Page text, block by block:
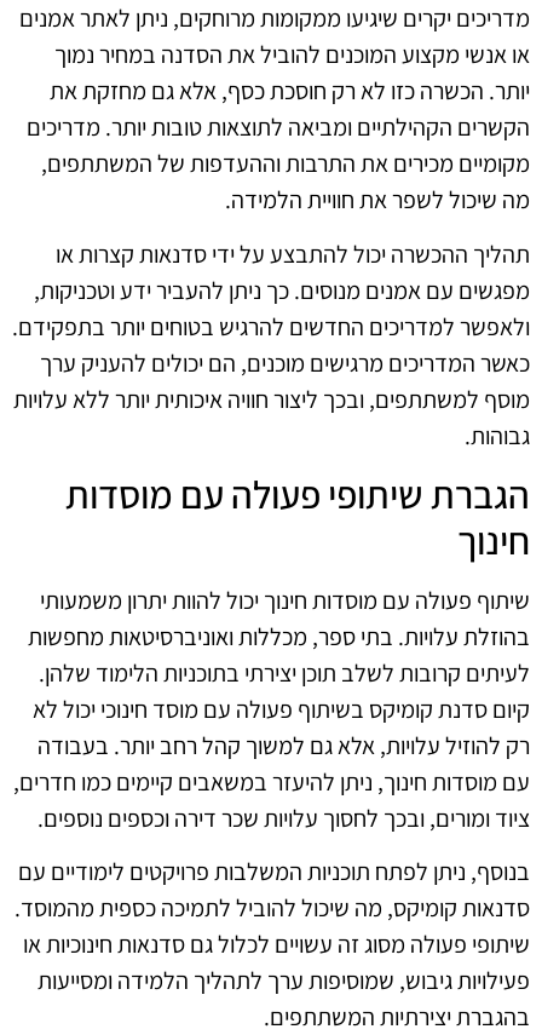
מדריכים יקרים שיגיעו ממקומות מרוחקים, ניתן לאתר אמנים
או אנשי מקצוע המוכנים להוביל את הסדנה במחיר נמוך
יותר. הכשרה כזו לא רק חוסכת כסף, אלא גם מחזקת את
הקשרים הקהילתיים ומביאה לתוצאות טובות יותר. מדריכים
מקומיים מכירים את התרבות וההעדפות של המשתתפים,
מה שיכול לשפר את חוויית הלמידה.
תהליך ההכשרה יכול להתבצע על ידי סדנאות קצרות או
מפגשים עם אמנים מנוסים. כך ניתן להעביר ידע וטכניקות,
ולאפשר למדריכים החדשים להרגיש בטוחים יותר בתפקידם.
כאשר המדריכים מרגישים מוכנים, הם יכולים להעניק ערך
מוסף למשתתפים, ובכך ליצור חוויה איכותית יותר ללא עלויות
גבוהות.
הגברת שיתופי פעולה עם מוסדות
חינוך
שיתוף פעולה עם מוסדות חינוך יכול להוות יתרון משמעותי
בהוזלת עלויות. בתי ספר, מכללות ואוניברסיטאות מחפשות
לעיתים קרובות לשלב תוכן יצירתי בתוכניות הלימוד שלהן.
קיום סדנת קומיקס בשיתוף פעולה עם מוסד חינוכי יכול לא
רק להוזיל עלויות, אלא גם למשוך קהל רחב יותר. בעבודה
עם מוסדות חינוך, ניתן להיעזר במשאבים קיימים כמו חדרים,
ציוד ומורים, ובכך לחסוך עלויות שכר דירה וכספים נוספים.
בנוסף, ניתן לפתח תוכניות המשלבות פרויקטים לימודיים עם
סדנאות קומיקס, מה שיכול להוביל לתמיכה כספית מהמוסד.
שיתופי פעולה מסוג זה עשויים לכלול גם סדנאות חינוכיות או
פעילויות גיבוש, שמוסיפות ערך לתהליך הלמידה ומסייעות
בהגברת יצירתיות המשתתפים.